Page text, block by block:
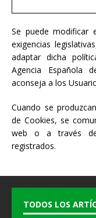
Se puede modificar
exigencias
adaptar dicha
Agencia Española
aconseja a los
Cuando se
de Cookies, se
web o a través
registrados.
TODOS LOS